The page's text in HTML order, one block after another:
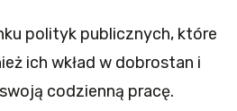
polityk publicznych, które
ich wkład w dobrostan i
codzienną pracę.